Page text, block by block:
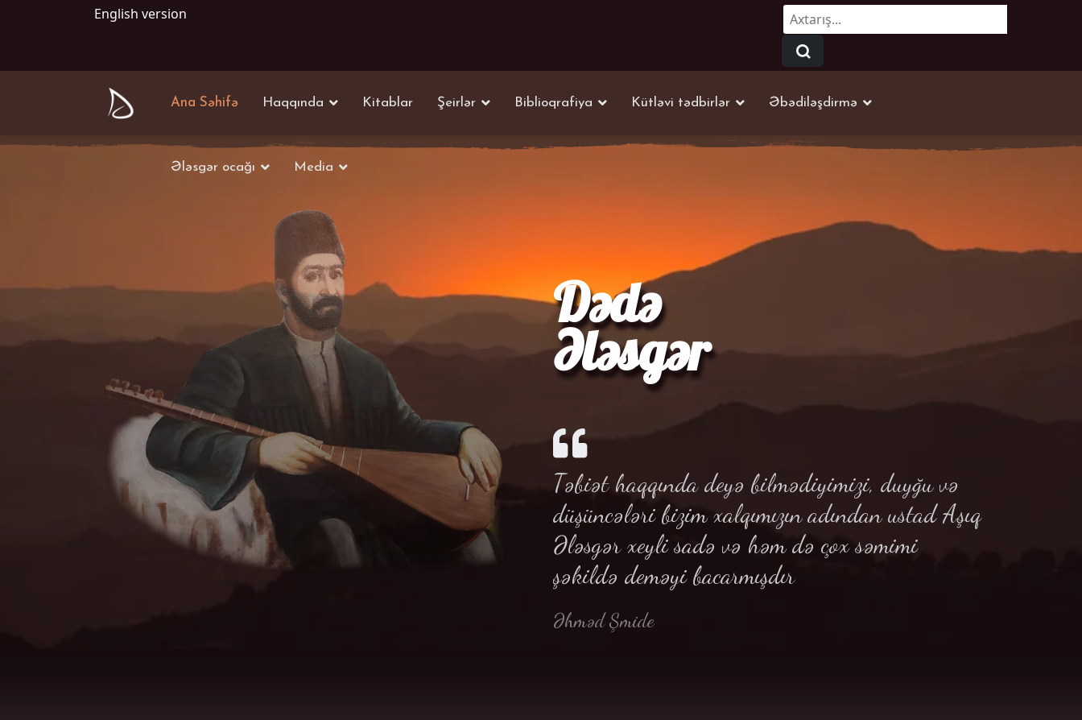
English version Axtarmaq...
Ana Səhifə Haqqında Kitablar Şeirlər Biblioqrafiya Kütləvi tədbirlər Əbədiləşdirmə
Ələsgər ocağı Media
Dədə
Ələsgər
Təbiət haqqında deyə bilmədiyimizi, duyğu və
düşüncələri bizim xalqımızın adından ustad Aşıq
Ələsgər xeyli sadə və həm də çox səmimi
şəkildə deməyi bacarmışdır
Əhməd Şmide